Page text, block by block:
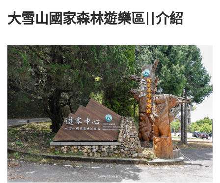
大雪山國家森林遊樂區||介紹